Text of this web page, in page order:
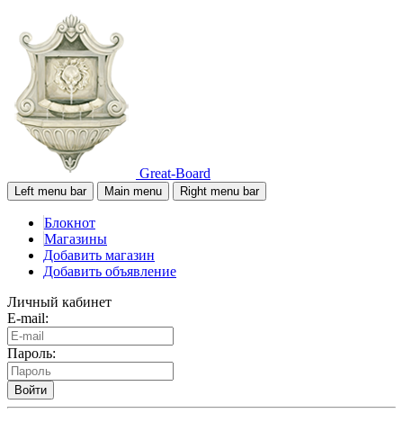
Great-Board
Left menu bar Main menu Right menu bar
Блокнот
Магазины
Добавить магазин
Добавить объявление
Личный кабинет
E-mail:
Пароль:
Войти